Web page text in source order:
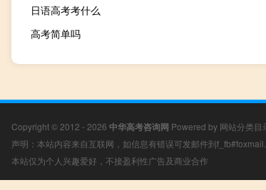
日语高考考什么
高考简单吗
Copyright © 2012 - 2026 中华高考咨询网 Powered by 网站分类目
声明：本站内容来自互联网，如信息有错误可发邮件到
本站仅为个人兴趣爱好，不接盈利性广告及商业合作